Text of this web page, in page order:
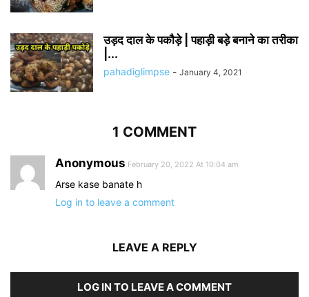
उड़द दाल के पकौड़े | पहाड़ी बड़े बनाने का तरीका
|...
pahadiglimpse - January 4, 2021
1 COMMENT
Anonymous February 20, 2022 At 10:04 am
Arse kase banate h
Log in to leave a comment
LEAVE A REPLY
LOG IN TO LEAVE A COMMENT